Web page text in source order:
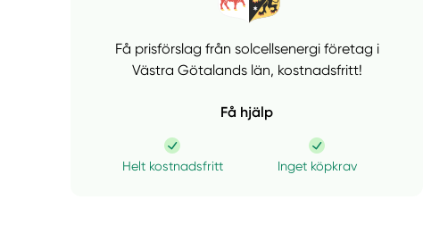
Få prisförslag från solcellsenergi företag i
Västra Götalands län, kostnadsfritt!
Få hjälp
Helt kostnadsfritt Inget köpkrav